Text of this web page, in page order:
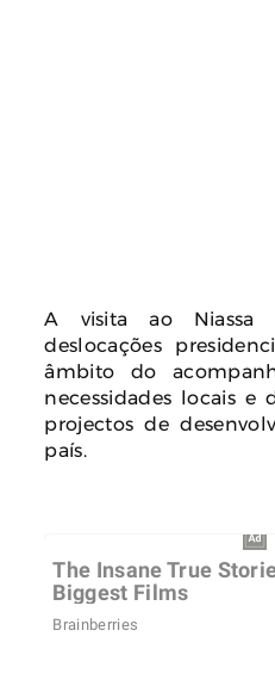
A visita ao
deslocações
âmbito do
necessidades locais e
projectos de
país.